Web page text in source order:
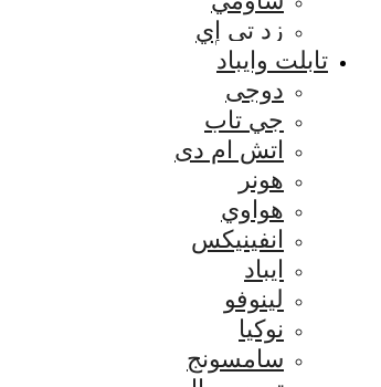
زد تي إي
تابلت وايباد
دوجى
جي تاب
اتش ام دى
هونر
هواوي
انفينيكس
ايباد
لينوفو
نوكيا
سامسونج